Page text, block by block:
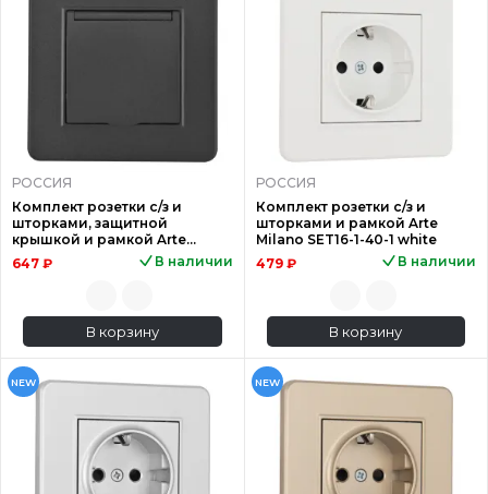
РОССИЯ
Комплект розетки с/з и
шторками, защитной
крышкой и рамкой Arte
Milano SET16-1-41-1 black
647 ₽ В наличии
В корзину
РОССИЯ
Комплект розетки с/з и
шторками и рамкой Arte
Milano SET16-1-40-1 white
479 ₽
В наличии
В корзину
NEW NEW